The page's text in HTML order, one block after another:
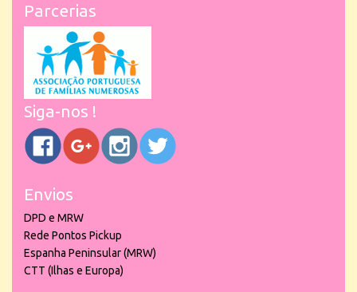
Parcerias
Siga-nos !
Envios
DPD e MRW
Rede Pontos Pickup
Espanha Peninsular (MRW)
CTT (Ilhas e Europa)